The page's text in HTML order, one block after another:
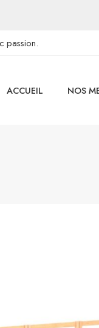
passion.
ACCUEIL NOS